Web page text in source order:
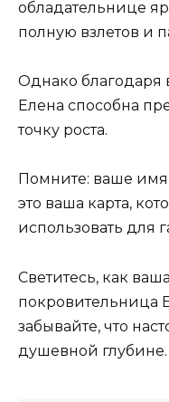
обладательнице
полную взлетов и
Однако благодаря
Елена способна
точку роста.
Помните: ваше имя
это ваша карта,
использовать для
Светитесь, как
покровительница
забывайте, что
душевной глубине.